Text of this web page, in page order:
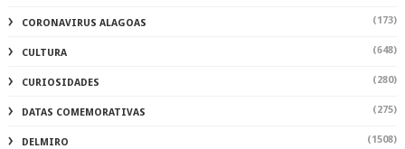
CORONAVIRUS ALAGOAS (173)
CULTURA (648)
CURIOSIDADES (280)
DATAS COMEMORATIVAS (275)
DELMIRO (1508)